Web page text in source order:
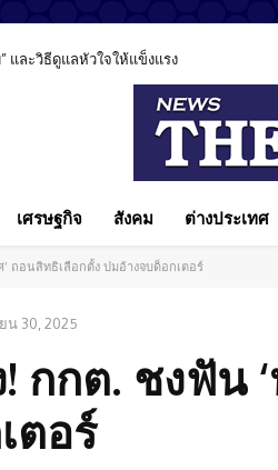
และวิธีดูแลหัวใจให้แข็งแรง
เศรษฐกิจ สังคม ต่างประเทศ
ถอนสิทธิเลือกตั้ง ปมอ้างจบด็อกเตอร์
น 30, 2025
กกต. ชงฟัน
ตอร์